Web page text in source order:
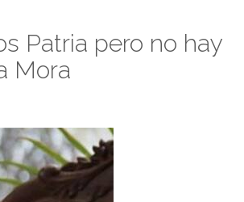
Patria pero no hay
Mora